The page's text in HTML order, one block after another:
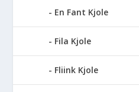
En Fant Kjole
Fila Kjole
Fliink Kjole